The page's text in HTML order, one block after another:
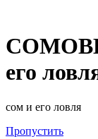
его
сом и его ловля
Пропустить